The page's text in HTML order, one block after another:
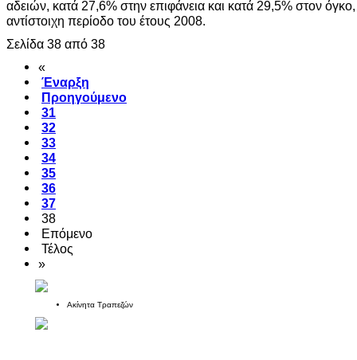
αδειών, κατά 27,6% στην επιφάνεια και κατά 29,5% στον
αντίστοιχη περίοδο του έτους 2008.
Σελίδα 38 από 38
«
Έναρξη
Προηγούμενο
31
32
33
34
35
36
37
38
Επόμενο
Τέλος
»
Ακίνητα Τραπεζών